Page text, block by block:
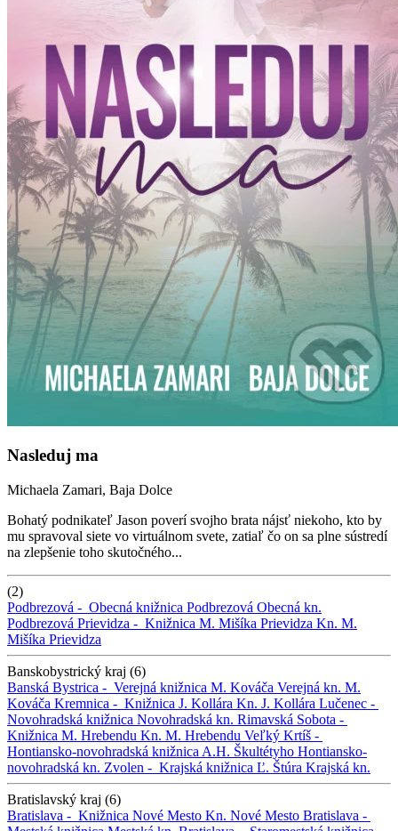
Nasleduj ma
Michaela Zamari, Baja Dolce
Bohatý podnikateľ Jason poverí svojho brata nájsť niekoho, kto by
mu spravoval siete vo virtuálnom svete, zatiaľ čo on sa plne sústredí
na zlepšenie toho skutočného...
(2)
Podbrezová - Obecná knižnica Podbrezová Obecná kn.
Podbrezová Prievidza - Knižnica M. Mišíka Prievidza Kn. M.
Mišíka Prievidza
Banskobystrický kraj (6)
Banská Bystrica - Verejná knižnica M. Kováča Verejná kn. M.
Kováča Kremnica - Knižnica J. Kollára Kn. J. Kollára Lučenec -
Novohradská knižnica Novohradská kn. Rimavská Sobota -
Knižnica M. Hrebendu Kn. M. Hrebendu Veľký Krtíš -
Hontiansko-novohradská knižnica A.H. Škultétyho Hontiansko-
novohradská kn. Zvolen - Krajská knižnica Ľ. Štúra Krajská kn.
Bratislavský kraj (6)
Bratislava - Knižnica Nové Mesto Kn. Nové Mesto Bratislava -